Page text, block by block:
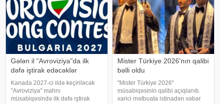
Gələn il "Avroviziya"da ilk
dəfə iştirak edəcəklər
Kanada 2027-ci ildə keçiriləcək
"Avroviziya" mahnı
müsabiqəsində ilk dəfə iştirak
Mister Türkiye 2026'nın qalibi
bəlli oldu
"Mister Türkiye 2026"
müsabiqəsinin qalibi açıqlanıb.
xarici mətbuata istinadən xəbər